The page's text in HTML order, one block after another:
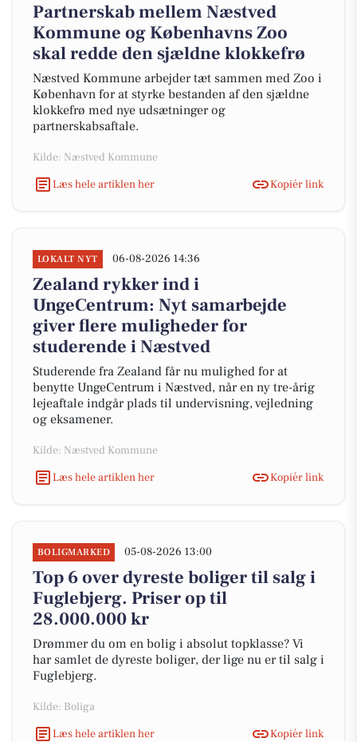
Partnerskab mellem Næstved
Kommune og Københavns Zoo
skal redde den sjældne klokkefrø
Næstved Kommune arbejder tæt sammen med Zoo i
København for at styrke bestanden af den sjældne
klokkefrø med nye udsætninger og
partnerskabsaftale.
Kilde: Næstved Kommune
Læs hele artiklen her
Kopiér link
LOKALT NYT 06-08-2026 14:36
Zealand rykker ind i
UngeCentrum: Nyt samarbejde
giver flere muligheder for
studerende i Næstved
Studerende fra Zealand får nu mulighed for at
benytte UngeCentrum i Næstved, når en ny tre-årig
lejeaftale indgår plads til undervisning, vejledning
og eksamener.
Kilde: Næstved Kommune
Læs hele artiklen her
Kopiér link
BOLIGMARKED 05-08-2026 13:00
Top 6 over dyreste boliger til salg i
Fuglebjerg. Priser op til
28.000.000 kr
Drømmer du om en bolig i absolut topklasse? Vi
har samlet de dyreste boliger, der lige nu er til salg i
Fuglebjerg.
Kilde: Boliga
Læs hele artiklen her
Kopiér link